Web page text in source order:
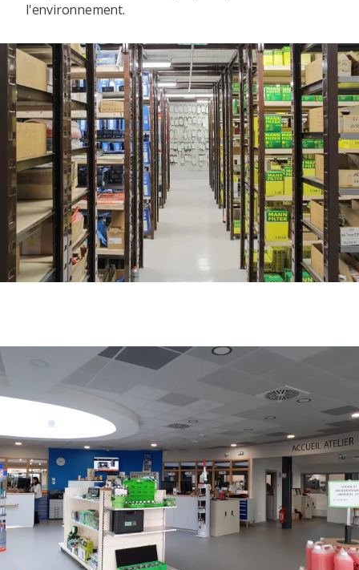
l'environnement.